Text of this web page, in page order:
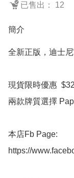
已售出： 12
簡介
全新正版，迪士
現貨限時優惠
兩款牌質選擇
本店Fb Page:
https://